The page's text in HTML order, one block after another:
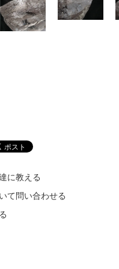
に教える
て問い合わせる